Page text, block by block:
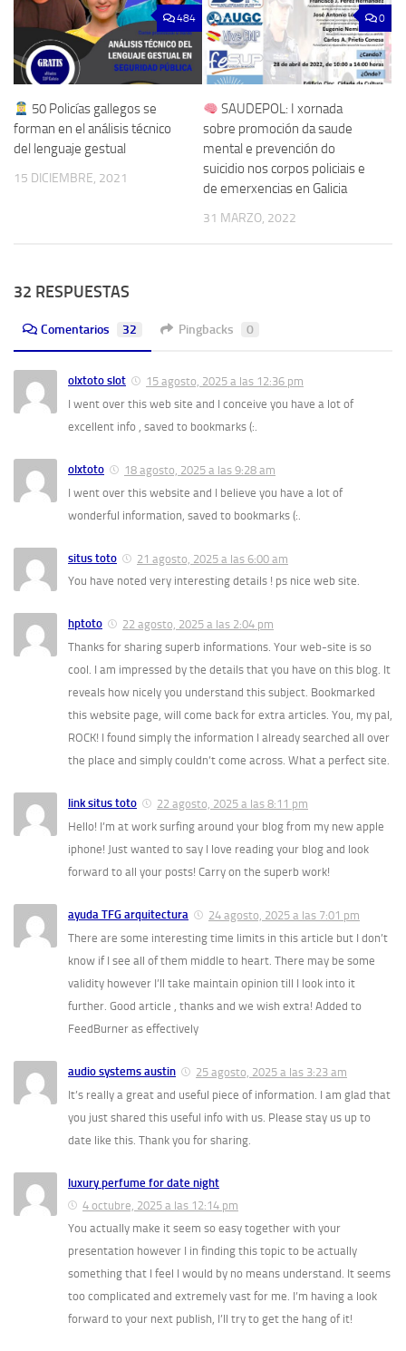
484
50 Policías gallegos se
forman en el análisis técnico
del lenguaje gestual
15 DICIEMBRE, 2021
0
SAUDEPOL: I xornada
sobre promoción da saude
mental e prevención do
suicidio nos corpos policiais e
de emerxencias en Galicia
31 MARZO, 2022
32 RESPUESTAS
Comentarios 32 Pingbacks 0
olxtoto slot
15 agosto, 2025 a las 12:36 pm
I went over this web site and I conceive you have a lot of
excellent info , saved to bookmarks (:.
olxtoto
18 agosto, 2025 a las 9:28 am
I went over this website and I believe you have a lot of
wonderful information, saved to bookmarks (:.
situs toto
21 agosto, 2025 a las 6:00 am
You have noted very interesting details ! ps nice web site.
hptoto
22 agosto, 2025 a las 2:04 pm
Thanks for sharing superb informations. Your web-site is so
cool. I am impressed by the details that you have on this blog. It
reveals how nicely you understand this subject. Bookmarked
this website page, will come back for extra articles. You, my pal,
ROCK! I found simply the information I already searched all over
the place and simply couldn’t come across. What a perfect site.
link situs toto
22 agosto, 2025 a las 8:11 pm
Hello! I’m at work surfing around your blog from my new apple
iphone! Just wanted to say I love reading your blog and look
forward to all your posts! Carry on the superb work!
ayuda TFG arquitectura
24 agosto, 2025 a las 7:01 pm
There are some interesting time limits in this article but I don’t
know if I see all of them middle to heart. There may be some
validity however I’ll take maintain opinion till I look into it
further. Good article , thanks and we wish extra! Added to
FeedBurner as effectively
audio systems austin
25 agosto, 2025 a las 3:23 am
It’s really a great and useful piece of information. I am glad that
you just shared this useful info with us. Please stay us up to
date like this. Thank you for sharing.
luxury perfume for date night
4 octubre, 2025 a las 12:14 pm
You actually make it seem so easy together with your
presentation however I in finding this topic to be actually
something that I feel I would by no means understand. It seems
too complicated and extremely vast for me. I’m having a look
forward to your next publish, I’ll try to get the hang of it!